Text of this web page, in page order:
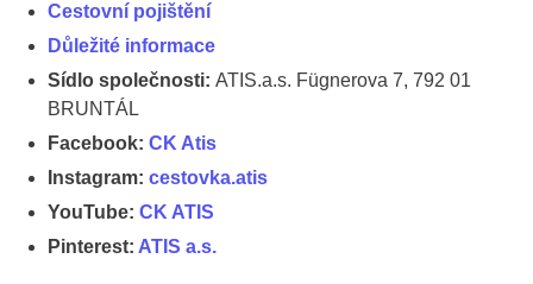
Cestovní pojištění
Důležité informace
Sídlo společnosti: ATIS.a.s. Fügnerova 7, 792 01
BRUNTÁL
Facebook: CK Atis
Instagram: cestovka.atis
YouTube: CK ATIS
Pinterest: ATIS a.s.